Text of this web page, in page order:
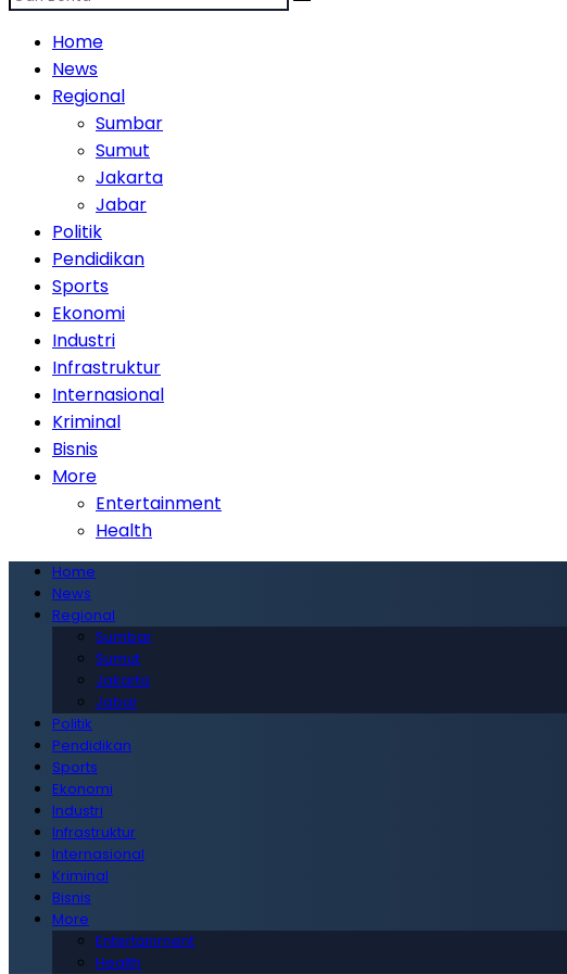
Home
News
Regional
Sumbar
Sumut
Jakarta
Jabar
Politik
Pendidikan
Sports
Ekonomi
Industri
Infrastruktur
Internasional
Kriminal
Bisnis
More
Entertainment
Health
Home
News
Regional
Sumbar
Sumut
Jakarta
Jabar
Politik
Pendidikan
Sports
Ekonomi
Industri
Infrastruktur
Internasional
Kriminal
Bisnis
More
Entertainment
Health